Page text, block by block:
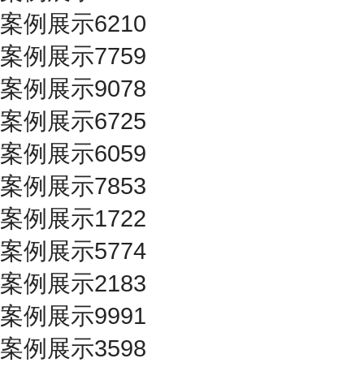
案例展示6210
案例展示7759
案例展示9078
案例展示6725
案例展示6059
案例展示7853
案例展示1722
案例展示5774
案例展示2183
案例展示9991
案例展示3598